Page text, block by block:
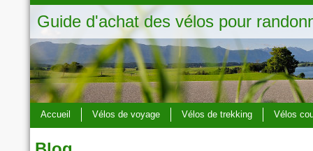
Guide d'achat des vélos pour
Accueil Vélos de voyage Vélos de trekking Vélos